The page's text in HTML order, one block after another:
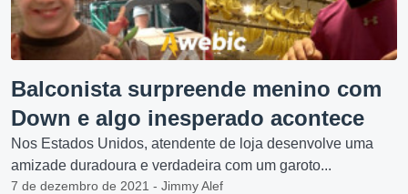
Balconista surpreende menino com
Down e algo inesperado acontece
Nos Estados Unidos, atendente de loja desenvolve uma
amizade duradoura e verdadeira com um garoto...
7 de dezembro de 2021 - Jimmy Alef